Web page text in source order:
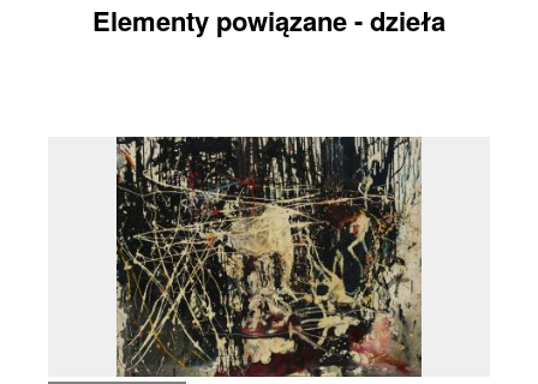
Elementy powiązane - dzieła